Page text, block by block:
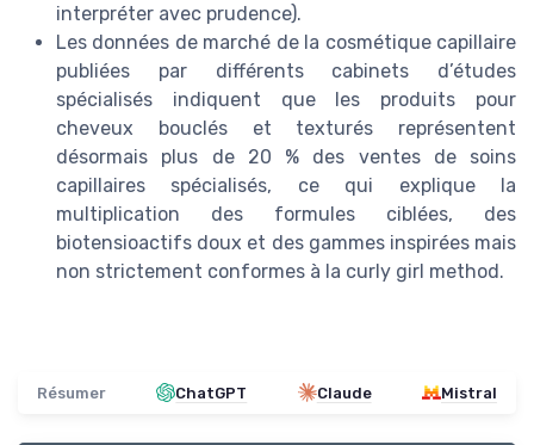
interpréter avec prudence).
Les données de marché de la cosmétique capillaire
publiées par différents cabinets d’études
spécialisés indiquent que les produits pour
cheveux bouclés et texturés représentent
désormais plus de 20 % des ventes de soins
capillaires spécialisés, ce qui explique la
multiplication des formules ciblées, des
biotensioactifs doux et des gammes inspirées mais
non strictement conformes à la curly girl method.
Résumer ChatGPT Claude Mistral